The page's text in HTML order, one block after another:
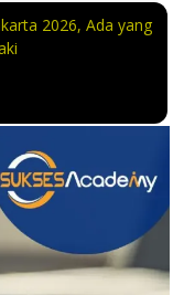
2026, Ada yang